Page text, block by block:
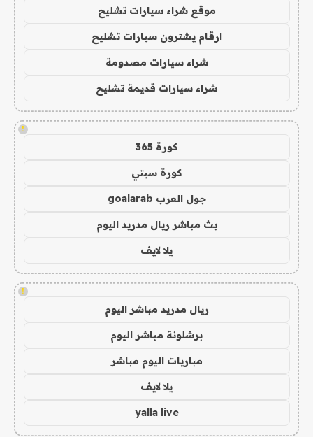
موقع شراء سيارات تشليح
ارقام يشترون سيارات تشليح
شراء سيارات مصدومة
شراء سيارات قديمة تشليح
!
كورة 365
كورة سيتي
جول العرب goalarab
بث مباشر ريال مدريد اليوم
يلا لايف
!
ريال مدريد مباشر اليوم
برشلونة مباشر اليوم
مباريات اليوم مباشر
يلا لايف
yalla live